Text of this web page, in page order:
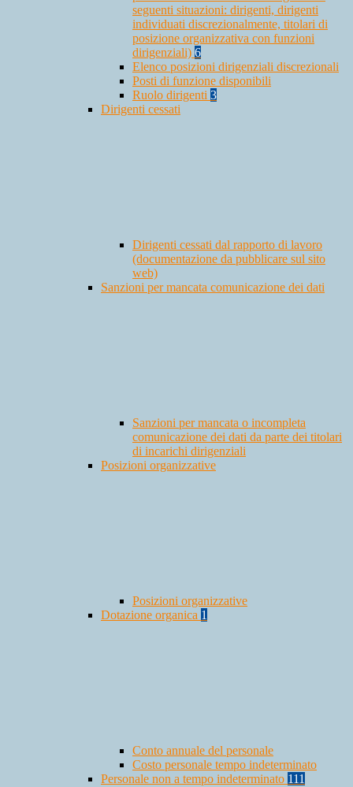
seguenti situazioni: dirigenti, dirigenti
individuati discrezionalmente, titolari di
posizione organizzativa con funzioni
dirigenziali) 6
Elenco posizioni dirigenziali discrezionali
Posti di funzione disponibili
Ruolo dirigenti 3
Dirigenti cessati
Dirigenti cessati dal rapporto di lavoro
(documentazione da pubblicare sul sito
web)
Sanzioni per mancata comunicazione dei dati
Sanzioni per mancata o incompleta
comunicazione dei dati da parte dei titolari
di incarichi dirigenziali
Posizioni organizzative
Posizioni organizzative
Dotazione organica 1
Conto annuale del personale
Costo personale tempo indeterminato
Personale non a tempo indeterminato 111